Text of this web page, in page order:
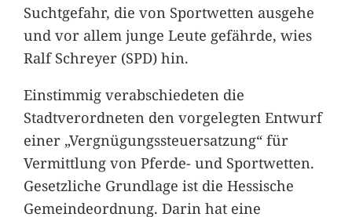
Suchtgefahr, die von Sportwetten ausgehe
und vor allem junge Leute gefährde, wies
Ralf Schreyer (SPD) hin.
Einstimmig verabschiedeten die
Stadtverordneten den vorgelegten Entwurf
einer „Vergnügungssteuersatzung“ für
Vermittlung von Pferde- und Sportwetten.
Gesetzliche Grundlage ist die Hessische
Gemeindeordnung. Darin hat eine